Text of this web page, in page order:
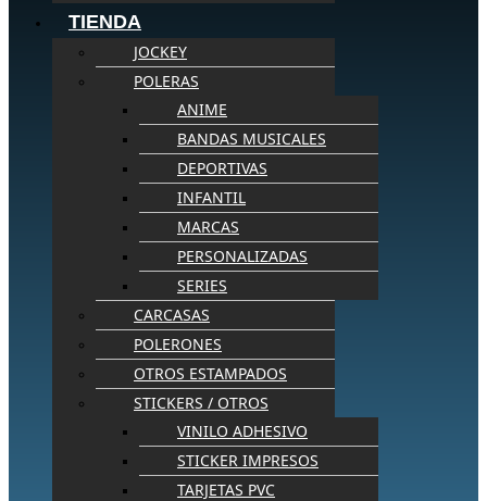
TIENDA
JOCKEY
POLERAS
ANIME
BANDAS MUSICALES
DEPORTIVAS
INFANTIL
MARCAS
PERSONALIZADAS
SERIES
CARCASAS
POLERONES
OTROS ESTAMPADOS
STICKERS / OTROS
VINILO ADHESIVO
STICKER IMPRESOS
TARJETAS PVC